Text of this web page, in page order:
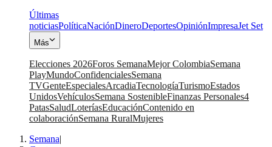
Últimas
noticiasPolíticaNaciónDineroDeportesOpiniónImpresaJet Set
Más
Elecciones 2026Foros SemanaMejor ColombiaSemana
PlayMundoConfidencialesSemana
TVGenteEspecialesArcadiaTecnologíaTurismoEstados
UnidosVehículosSemana SostenibleFinanzas Personales4
PatasSaludLoteríasEducaciónContenido en
colaboraciónSemana RuralMujeres
Semana|